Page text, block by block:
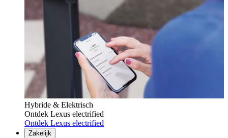
Hybride & Elektrisch
Ontdek Lexus electrified
Ontdek Lexus electrified
Zakelijk